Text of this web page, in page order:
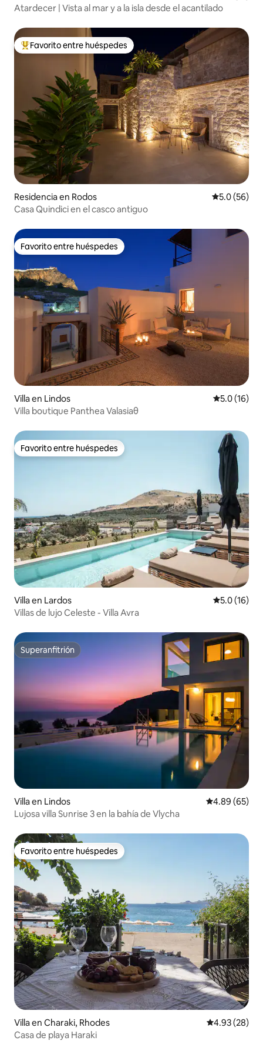
Atardecer | Vista al mar y a la isla desde el acantilado
De los mejores en Favorito entre huéspedes
Favorito entre huéspedes
Residencia en Rodos Calificación
5.0 (56)
Casa Quindici en el casco antiguo
Favorito entre huéspedes
Favorito entre huéspedes
Villa en Lindos Calificación
5.0 (16)
Villa boutique Panthea Valasiaθ
Favorito entre huéspedes
Favorito entre huéspedes
Villa en Lardos Calificación
5.0 (16)
Villas de lujo Celeste - Villa Avra
Superanfitrión
Superanfitrión
Villa en Lindos Calificación
4.89 (65)
Lujosa villa Sunrise 3 en la bahía de Vlycha
Favorito entre huéspedes
Favorito entre huéspedes
Villa en Charaki, Rhodes Calificación
4.93 (28)
Casa de playa Haraki